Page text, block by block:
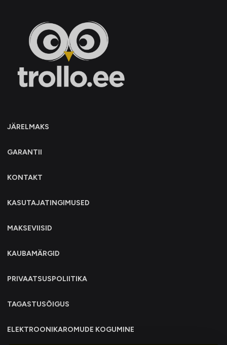
JÄRELMAKS
GARANTII
KONTAKT
KASUTAJATINGIMUSED
MAKSEVIISID
KAUBAMÄRGID
PRIVAATSUSPOLIITIKA
TAGASTUSÕIGUS
ELEKTROONIKAROMUDE KOGUMINE